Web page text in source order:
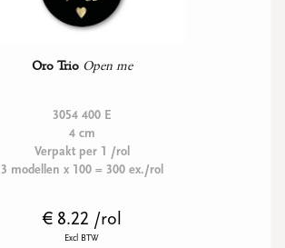
Oro Trio Open me
3054 400 E
4 cm
Verpakt per 1 /rol
3 modellen x 100 = 300 ex./rol
€ 8.22 /rol
Excl BTW